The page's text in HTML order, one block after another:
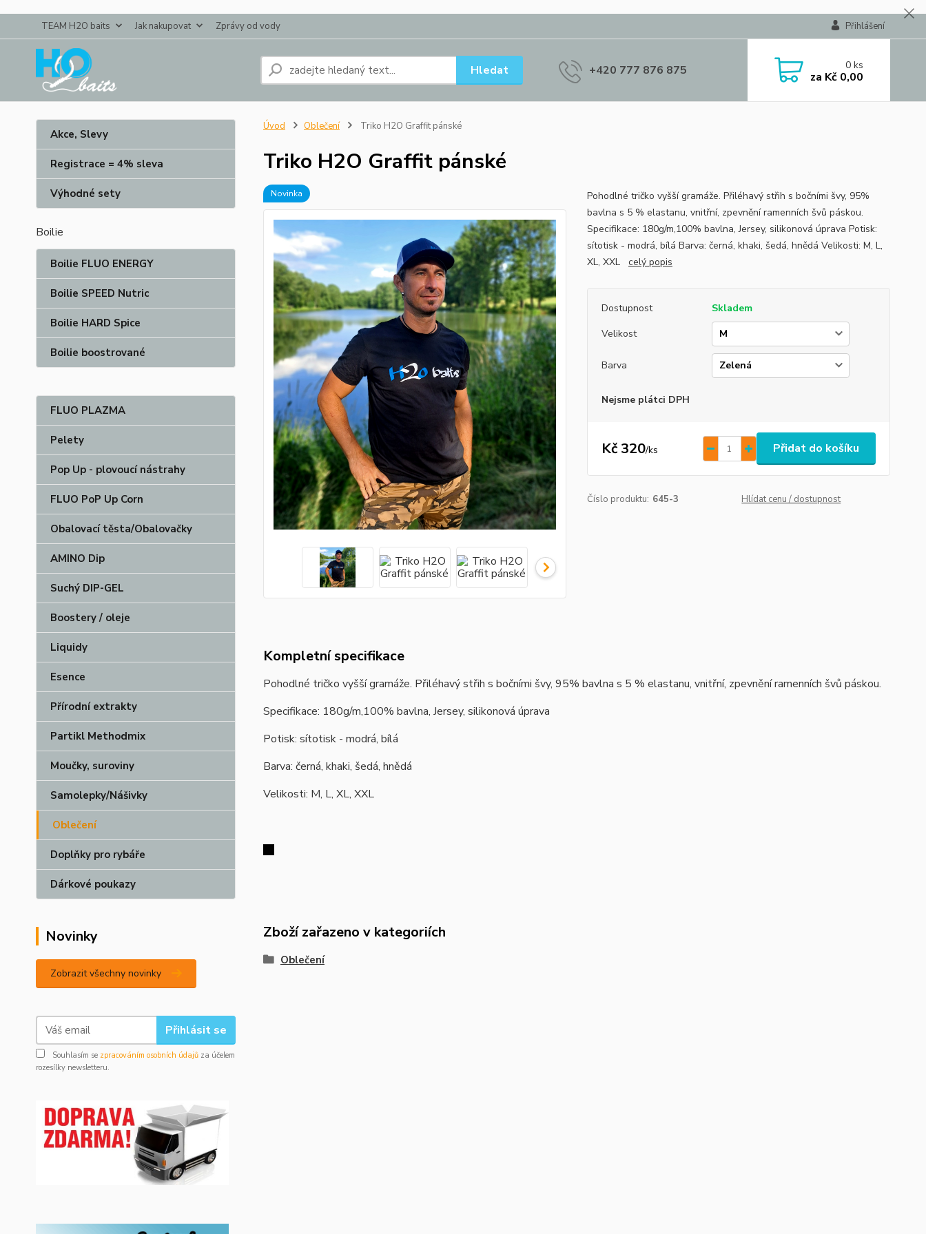
TEAM H2O baits Jak nakupovat Zprávy od vody Přihlášení
Hledat +420 777 876 875 0ks
za Kč 0,00
Akce, Slevy
Registrace = 4% sleva
Výhodné sety
Boilie
Boilie FLUO ENERGY
Boilie SPEED Nutric
Boilie HARD Spice
Boilie boostrované
FLUO PLAZMA
Pelety
Pop Up - plovoucí nástrahy
FLUO PoP Up Corn
Obalovací těsta/Obalovačky
AMINO Dip
Suchý DIP-GEL
Boostery / oleje
Liquidy
Esence
Přírodní extrakty
Partikl Methodmix
Moučky, suroviny
Samolepky/Nášivky
Oblečení
Doplňky pro rybáře
Dárkové poukazy
Novinky
Zobrazit všechny novinky
Přihlásit se
Souhlasím se zpracováním osobních údajů za účelem
rozesílky newsletteru.
Úvod Oblečení Triko H2O Graffit pánské
Triko H2O Graffit pánské
Novinka
Pohodlné tričko vyšší gramáže. Přiléhavý střih s bočními švy, 95%
bavlna s 5 % elastanu, vnitřní, zpevnění ramenních švů páskou.
Specifikace: 180g/m,100% bavlna, Jersey, silikonová úprava Potisk:
sítotisk - modrá, bílá Barva: černá, khaki, šedá, hnědá Velikosti: M, L,
XL, XXL celý popis
Dostupnost
Skladem
Velikost
Barva
Nejsme plátci DPH
Kč 320/ks Přidat do košíku
Číslo produktu: 645-3 Hlídat cenu / dostupnost
Kompletní specifikace
Pohodlné tričko vyšší gramáže. Přiléhavý střih s bočními švy, 95% bavlna s 5 % elastanu, vnitřní, zpevnění ramenních švů páskou.
Specifikace: 180g/m,100% bavlna, Jersey, silikonová úprava
Potisk: sítotisk - modrá, bílá
Barva: černá, khaki, šedá, hnědá
Velikosti: M, L, XL, XXL
Zboží zařazeno v kategoriích
Oblečení